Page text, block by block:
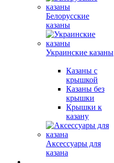
Белорусские
казаны
Украинские казаны
Казаны с
крышкой
Казаны без
крышки
Крышки к
казану
Аксессуары для
казана